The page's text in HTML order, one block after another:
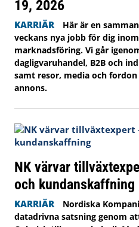
19, 2026
KARRIÄR
Här är en
veckans nya jobb för dig
marknadsföring. Vi går
dagligvaruhandel, B2B och
samt resor, media och
annons.
NK värvar
och kundanskaffning
KARRIÄR
Nordiska
datadrivna satsning genom